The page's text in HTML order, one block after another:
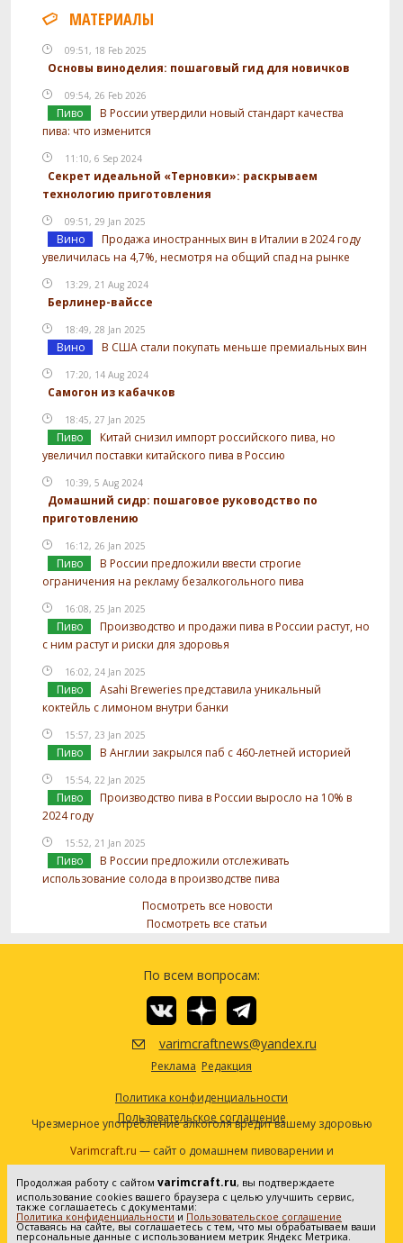
МАТЕРИАЛЫ
09:51, 18 Feb 2025
Основы виноделия: пошаговый гид для новичков
09:54, 26 Feb 2026
Пиво
В России утвердили новый стандарт качества
пива: что изменится
11:10, 6 Sep 2024
Секрет идеальной «Терновки»: раскрываем
технологию приготовления
09:51, 29 Jan 2025
Вино
Продажа иностранных вин в Италии в 2024 году
увеличилась на 4,7%, несмотря на общий спад на рынке
13:29, 21 Aug 2024
Берлинер-вайссе
18:49, 28 Jan 2025
Вино В США стали покупать меньше премиальных вин
17:20, 14 Aug 2024
Самогон из кабачков
18:45, 27 Jan 2025
Пиво
Китай снизил импорт российского пива, но
увеличил поставки китайского пива в Россию
10:39, 5 Aug 2024
Домашний сидр: пошаговое руководство по
приготовлению
16:12, 26 Jan 2025
Пиво
В России предложили ввести строгие
ограничения на рекламу безалкогольного пива
16:08, 25 Jan 2025
Пиво
Производство и продажи пива в России растут, но
с ним растут и риски для здоровья
16:02, 24 Jan 2025
Пиво
Asahi Breweries представила уникальный
коктейль с лимоном внутри банки
15:57, 23 Jan 2025
Пиво В Англии закрылся паб с 460-летней историей
15:54, 22 Jan 2025
Пиво
Производство пива в России выросло на 10% в
2024 году
15:52, 21 Jan 2025
Пиво
В России предложили отслеживать
использование солода в производстве пива
Посмотреть все новости
Посмотреть все статьи
По всем вопросам:
varimcraftnews@yandex.ru
Реклама Редакция
Политика конфиденциальности
Пользовательское соглашение
Чрезмерное употребление алкоголя вредит вашему здоровью
Varimcraft.ru — сайт о домашнем пивоварении и
самогоноварении.
Сетевое издание «Варимкрафт». Зарегистрировано в
Федеральной службе по надзору в сфере связи, информационных
технологий и массовых коммуникаций (Роскомнадзор). Реестровая
Продолжая работу с сайтом varimcraft.ru, вы подтверждаете
использование cookies вашего браузера с целью улучшить сервис,
также соглашаетесь с документами:
Политика конфиденциальности и Пользовательское соглашение
Оставаясь на сайте, вы соглашаетесь с тем, что мы обрабатываем ваши
персональные данные с использованием метрик Яндекс Метрика.